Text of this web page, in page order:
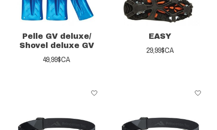
Pelle GV deluxe/
Shovel deluxe GV
49,99$CA
EASY
29,99$CA